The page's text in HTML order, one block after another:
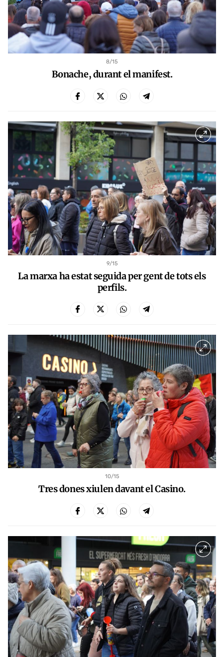
8/15
Bonache, durant el manifest.
9/15
La marxa ha estat seguida per gent de tots els
perfils.
10/15
Tres dones xiulen davant el Casino.